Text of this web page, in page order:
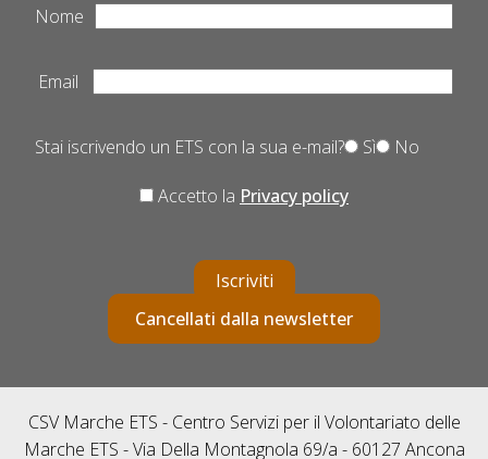
Nome
Email
Stai iscrivendo un ETS con la sua e-mail? Sì No
Accetto la Privacy policy
Iscriviti
Cancellati dalla newsletter
CSV Marche ETS - Centro Servizi per il Volontariato delle
Marche ETS - Via Della Montagnola 69/a - 60127 Ancona